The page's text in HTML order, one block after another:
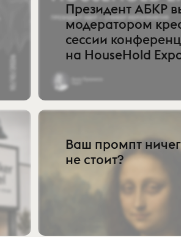
Президент АБКР
модератором
сессии
на HouseHold
Ваш промпт
не стоит?